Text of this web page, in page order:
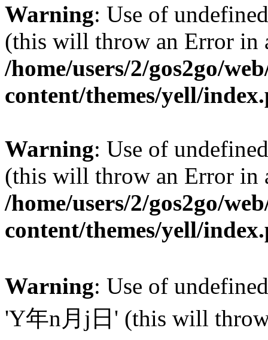
Warning: Use of
(this will throw an Error in
/home/users/2/gos2go/
content/themes/yell/
Warning: Use of
(this will throw an Error in
/home/users/2/gos2go/
content/themes/yell/
Warning: Use of
'Y年n月j日' (this will